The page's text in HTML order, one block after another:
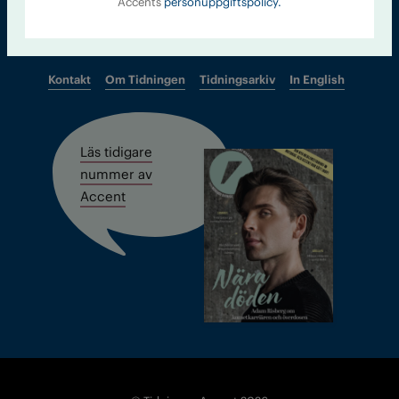
Kontakt Om Tidningen Tidningsarkiv In English
Läs tidigare
nummer av
Accent